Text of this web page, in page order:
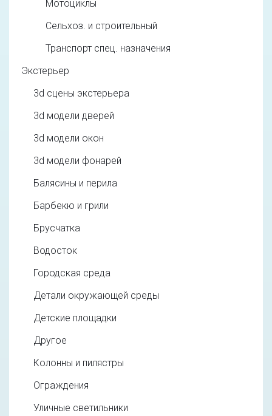
Мотоциклы
Сельхоз. и строительный
Транспорт спец. назначения
Экстерьер
3d cцены экстерьера
3d модели дверей
3d модели окон
3d модели фонарей
Балясины и перила
Барбекю и грили
Брусчатка
Водосток
Городская среда
Детали окружающей среды
Детские площадки
Другое
Колонны и пилястры
Ограждения
Уличные светильники